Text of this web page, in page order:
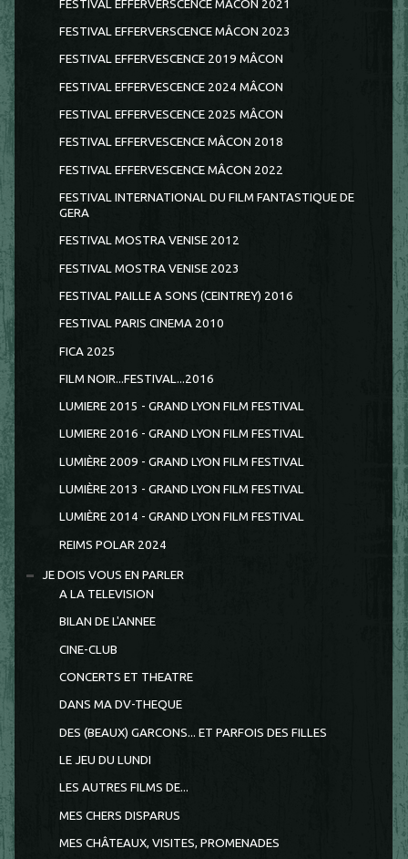
FESTIVAL EFFERVERSCENCE MACON 2021
FESTIVAL EFFERVERSCENCE MÂCON 2023
FESTIVAL EFFERVESCENCE 2019 MÂCON
FESTIVAL EFFERVESCENCE 2024 MÂCON
FESTIVAL EFFERVESCENCE 2025 MÂCON
FESTIVAL EFFERVESCENCE MÂCON 2018
FESTIVAL EFFERVESCENCE MÂCON 2022
FESTIVAL INTERNATIONAL DU FILM FANTASTIQUE DE
GERA
FESTIVAL MOSTRA VENISE 2012
FESTIVAL MOSTRA VENISE 2023
FESTIVAL PAILLE A SONS (CEINTREY) 2016
FESTIVAL PARIS CINEMA 2010
FICA 2025
FILM NOIR...FESTIVAL...2016
LUMIERE 2015 - GRAND LYON FILM FESTIVAL
LUMIERE 2016 - GRAND LYON FILM FESTIVAL
LUMIÈRE 2009 - GRAND LYON FILM FESTIVAL
LUMIÈRE 2013 - GRAND LYON FILM FESTIVAL
LUMIÈRE 2014 - GRAND LYON FILM FESTIVAL
REIMS POLAR 2024
JE DOIS VOUS EN PARLER
A LA TELEVISION
BILAN DE L'ANNEE
CINE-CLUB
CONCERTS ET THEATRE
DANS MA DV-THEQUE
DES (BEAUX) GARCONS... ET PARFOIS DES FILLES
LE JEU DU LUNDI
LES AUTRES FILMS DE...
MES CHERS DISPARUS
MES CHÂTEAUX, VISITES, PROMENADES